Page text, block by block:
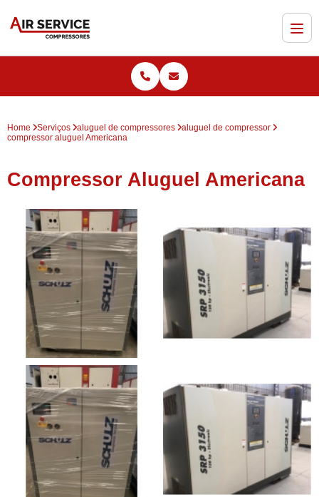
Home Serviços aluguel de compressores
aluguel de compressor
compressor aluguel Americana
Compressor Aluguel Americana